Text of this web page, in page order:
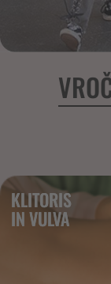
KLITORIS
IN VULVA